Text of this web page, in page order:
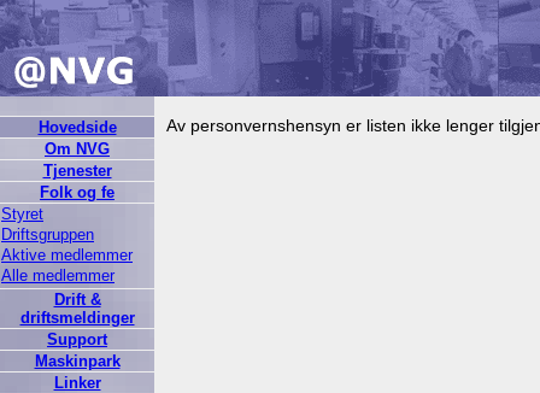
Hovedside
Om NVG
Tjenester
Folk og fe
Styret
Driftsgruppen
Aktive medlemmer
Alle medlemmer
Drift &
driftsmeldinger
Support
Maskinpark
Linker
Av personvernshensyn er listen ikke lenger